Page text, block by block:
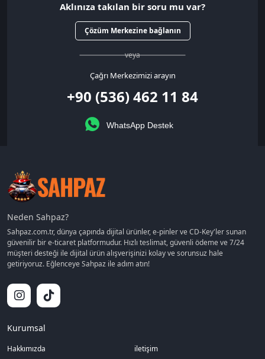
Aklınıza takılan bir soru mu var?
Çözüm Merkezine bağlanın
veya
Çağrı Merkezimizi arayın
+90 (536) 462 11 84
WhatsApp Destek
Neden Sahpaz?
Sahpaz.com.tr, dünya çapında dijital ürünler, e-pinler ve CD-Key'ler sunan
güvenilir bir e-ticaret platformudur. Hızlı teslimat, güvenli ödeme ve 7/24
müşteri desteği ile dijital ürün alışverişinizi kolay ve sorunsuz hale
getiriyoruz. Eğlenceye Sahpaz ile adım atın!
Kurumsal
Hakkımızda
iletişim